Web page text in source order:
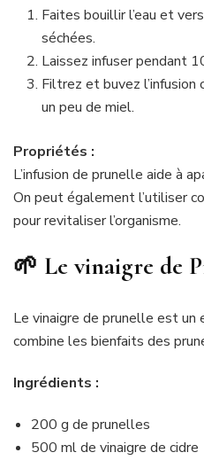
Faites bouillir l’eau et
séchées.
Laissez infuser pendant
Filtrez et buvez
un peu de miel.
Propriétés :
L’infusion de prunelle aide à
On peut également l’utiliser
pour revitaliser l’organisme.
🌱 Le vinaigre de
Le vinaigre de prunelle est
combine les bienfaits des
Ingrédients :
200 g de prunelles
500 ml de vinaigre de cidre